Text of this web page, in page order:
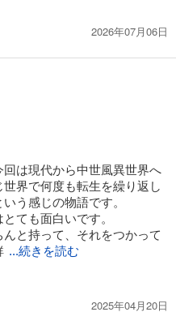
2026年07月06日
は現代から中世風異世界へ
界で何度も転生を繰り返し
う感じの物語です。
ても面白いです。
と持って、それをつかって
...続きを読む
2025年04月20日